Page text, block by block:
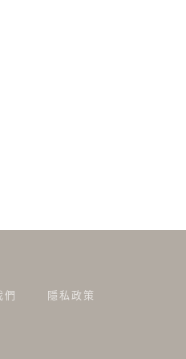
們 隱私政策